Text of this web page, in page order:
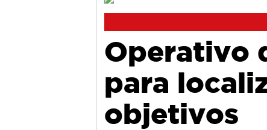
Operativo
para
objetivos